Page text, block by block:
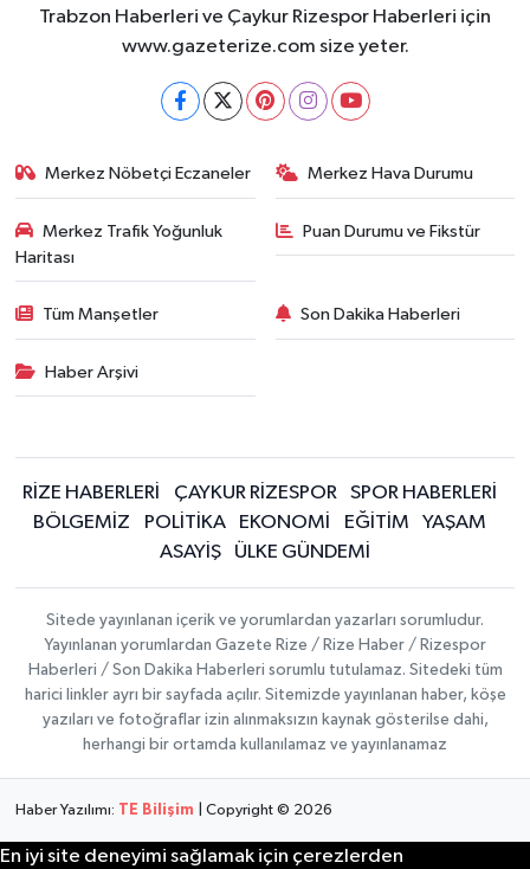
Trabzon Haberleri ve Çaykur Rizespor Haberleri için
www.gazeterize.com size yeter.
Merkez Nöbetçi Eczaneler Merkez Hava Durumu
Merkez Trafik Yoğunluk
Haritası
Puan Durumu ve Fikstür
Tüm Manşetler Son Dakika Haberleri
Haber Arşivi
RİZE HABERLERİ ÇAYKUR RİZESPOR
SPOR HABERLERİ
BÖLGEMİZ
POLİTİKA EKONOMİ EĞİTİM
YAŞAM
ASAYİŞ
ÜLKE GÜNDEMİ
Sitede yayınlanan içerik ve yorumlardan yazarları sorumludur.
Yayınlanan yorumlardan Gazete Rize / Rize Haber / Rizespor
Haberleri / Son Dakika Haberleri sorumlu tutulamaz. Sitedeki tüm
harici linkler ayrı bir sayfada açılır. Sitemizde yayınlanan haber, köşe
yazıları ve fotoğraflar izin alınmaksızın kaynak gösterilse dahi,
herhangi bir ortamda kullanılamaz ve yayınlanamaz
Haber Yazılımı: TE Bilişim | Copyright © 2026
En iyi site deneyimi sağlamak için çerezlerden